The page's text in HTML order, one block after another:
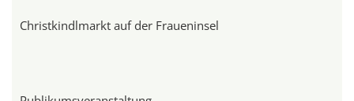
Christkindlmarkt auf der Fraueninsel